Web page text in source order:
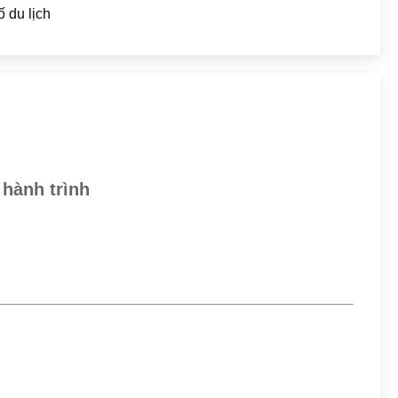
du lịch
hành trình